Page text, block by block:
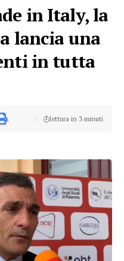
in Italy, la
lancia una
in tutta
lettura in 3 minuti